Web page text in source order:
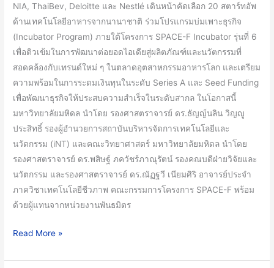
NIA, ThaiBev, Deloitte และ Nestlé เดินหน้าคัดเลือก 20 สตาร์ทอัพ
ด้านเทคโนโลยีอาหารจากนานาชาติ ร่วมโปรแกรมบ่มเพาะธุรกิจ
(Incubator Program) ภายใต้โครงการ SPACE-F Incubator รุ่นที่ 6
เพื่อติวเข้มในการพัฒนาต่อยอดไอเดียสู่ผลิตภัณฑ์และนวัตกรรมที่
สอดคล้องกับเทรนด์ใหม่ ๆ ในตลาดอุตสาหกรรมอาหารโลก และเตรียม
ความพร้อมในการระดมเงินทุนในระดับ Series A และ Seed Funding
เพื่อพัฒนาธุรกิจให้ประสบความสำเร็จในระดับสากล ในโอกาสนี้
มหาวิทยาลัยมหิดล นำโดย รองศาสตราจารย์ ดร.ธัญญ์นลิน วิญญู
ประสิทธิ์ รองผู้อำนวยการสถาบันบริหารจัดการเทคโนโลยีและ
นวัตกรรม (iNT) และคณะวิทยาศาสตร์ มหาวิทยาลัยมหิดล นำโดย
รองศาสตราจารย์ ดร.พสิษฐ์ ภควัชร์ภาณุรัตน์ รองคณบดีฝ่ายวิจัยและ
นวัตกรรม และรองศาสตราจารย์ ดร.ณัฏฐวี เนียมศิริ อาจารย์ประจำ
ภาควิชาเทคโนโลยีชีวภาพ คณะกรรมการโครงการ SPACE-F พร้อม
ด้วยผู้แทนจากหน่วยงานพันธมิตร
เดิน
หน้า
คัด
เลือก
20
สตาร์ท
อัพ
ด้าน
เทคโนโลยี
อาหาร
จาก
นานาชาติ
ร่วม
โปรแกรม
เพาะ
Read More »